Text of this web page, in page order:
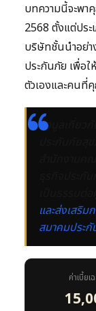
บทความนี้จะพา
2568 ตั้งแต่ปร
บริษัทชั้นนำอย่า
ประกันภัย เพื่อใ
ตัวเองและคนที่
ข้อมูลเกี่ยวกั
และส่งเสริ
สมาคมประ
ค่าเบี้ยเ